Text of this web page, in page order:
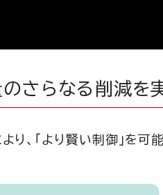
さらなる削減を
、「より賢い制御」を可能